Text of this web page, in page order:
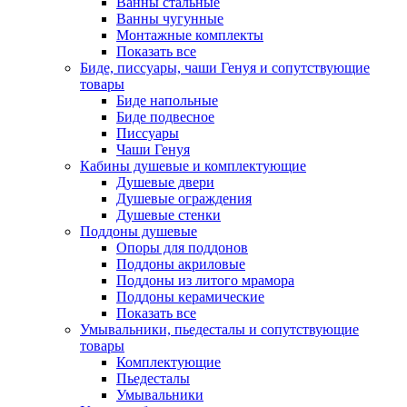
Ванны чугунные
Монтажные комплекты
Показать все
Биде, писсуары, чаши Генуя и сопутствующие
товары
Биде напольные
Биде подвесное
Писсуары
Чаши Генуя
Кабины душевые и комплектующие
Душевые двери
Душевые ограждения
Душевые стенки
Поддоны душевые
Опоры для поддонов
Поддоны акриловые
Поддоны из литого мрамора
Поддоны керамические
Показать все
Умывальники, пьедесталы и сопутствующие
товары
Комплектующие
Пьедесталы
Умывальники